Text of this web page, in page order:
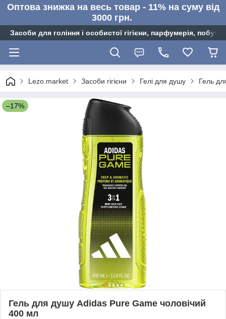
Оптова знижка на весь товар - 11% на суму від
3000 грн.
Засоби для гоління і особистої гігієни, парфумерія,
Lezo.market Засоби гігієни Гелі для душу Гель
–17%
Гель для душу Adidas Pure Game чоловічий
400 мл